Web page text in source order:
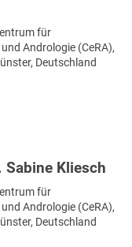
für
Andrologie (CeRA),
Deutschland
Sabine Kliesch
für
Andrologie (CeRA),
Deutschland